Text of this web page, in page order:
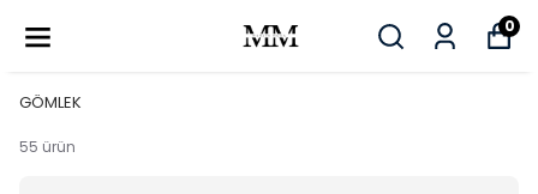
0
GÖMLEK
55 ürün